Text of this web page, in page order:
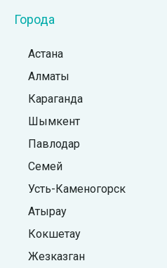
Города
Астана
Алматы
Караганда
Шымкент
Павлодар
Семей
Усть-Каменогорск
Атырау
Кокшетау
Жезказган